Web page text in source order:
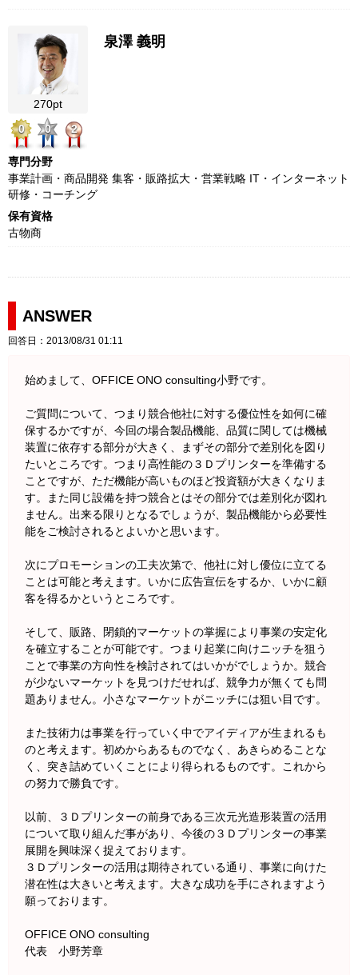
270pt
0
0 2
泉澤 義明
専門分野
事業計画・商品開発 集客・販路拡大・営業戦略 IT・インターネット
研修・コーチング
保有資格
古物商
ANSWER
回答日：2013/08/31 01:11
始めまして、OFFICE ONO consulting小野です。
ご質問について、つまり競合他社に対する優位性を如何に確
保するかですが、今回の場合製品機能、品質に関しては機械
装置に依存する部分が大きく、まずその部分で差別化を図り
たいところです。つまり高性能の３Ｄプリンターを準備する
ことですが、ただ機能が高いものほど投資額が大きくなりま
す。また同じ設備を持つ競合とはその部分では差別化が図れ
ません。出来る限りとなるでしょうが、製品機能から必要性
能をご検討されるとよいかと思います。
次にプロモーションの工夫次第で、他社に対し優位に立てる
ことは可能と考えます。いかに広告宣伝をするか、いかに顧
客を得るかというところです。
そして、販路、閉鎖的マーケットの掌握により事業の安定化
を確立することが可能です。つまり起業に向けニッチを狙う
ことで事業の方向性を検討されてはいかがでしょうか。競合
が少ないマーケットを見つけだせれば、競争力が無くても問
題ありません。小さなマーケットがニッチには狙い目です。
また技術力は事業を行っていく中でアイディアが生まれるも
のと考えます。初めからあるものでなく、あきらめることな
く、突き詰めていくことにより得られるものです。これから
の努力で勝負です。
以前、３Ｄプリンターの前身である三次元光造形装置の活用
について取り組んだ事があり、今後の３Ｄプリンターの事業
展開を興味深く捉えております。
３Ｄプリンターの活用は期待されている通り、事業に向けた
潜在性は大きいと考えます。大きな成功を手にされますよう
願っております。
OFFICE ONO consulting
代表 小野芳章